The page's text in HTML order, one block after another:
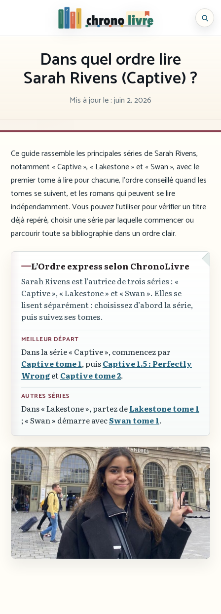
Chronolivre
Dans quel ordre lire
Sarah Rivens (Captive) ?
Mis à jour le :juin 2, 2026
Ce guide rassemble les principales séries de Sarah Rivens,
notamment « Captive », « Lakestone » et « Swan », avec le
premier tome à lire pour chacune, l’ordre conseillé quand les
tomes se suivent, et les romans qui peuvent se lire
indépendamment. Vous pouvez l’utiliser pour vérifier un titre
déjà repéré, choisir une série par laquelle commencer ou
parcourir toute sa bibliographie dans un ordre clair.
L’Ordre express selon ChronoLivre
Sarah Rivens est l’autrice de trois séries : «
Captive »,« Lakestone » et« Swan ». Elles se
lisent séparément : choisissez d’abord la série,
puis suivez ses tomes.
MEILLEUR DÉPART
Dans la série« Captive », commencez par
Captive tome 1, puisCaptive 1.5 : Perfectly
WrongetCaptive tome 2.
AUTRES SÉRIES
Dans« Lakestone », partez deLakestone tome 1
;« Swan » démarre avecSwan tome 1.